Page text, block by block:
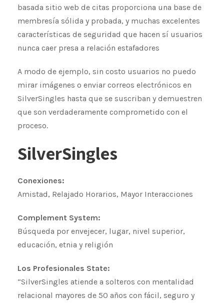
basada sitio web de citas proporciona una base de
membresía sólida y probada, y muchas excelentes
características de seguridad que hacen sí usuarios
nunca caer presa a relación estafadores
A modo de ejemplo, sin costo usuarios no puedo
mirar imágenes o enviar correos electrónicos en
SilverSingles hasta que se suscriban y demuestren
que son verdaderamente comprometido con el
proceso.
SilverSingles
Conexiones:
Amistad, Relajado Horarios, Mayor Interacciones
Complement System:
Búsqueda por envejecer, lugar, nivel superior,
educación, etnia y religión
Los Profesionales State:
“SilverSingles atiende a solteros con mentalidad
relacional mayores de 50 años con fácil, seguro y